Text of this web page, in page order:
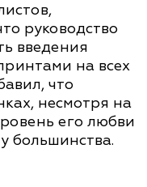
руководство
введения
на всех
что
несмотря на
его любви
большинства.